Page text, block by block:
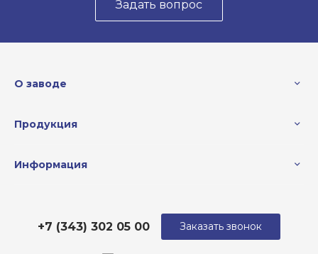
Задать вопрос
О заводе
Продукция
Информация
+7 (343) 302 05 00 Заказать звонок